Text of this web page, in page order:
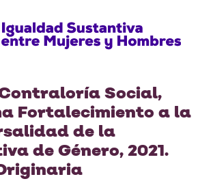
Social,
Fortalecimiento a la
de la
de Género, 2021.